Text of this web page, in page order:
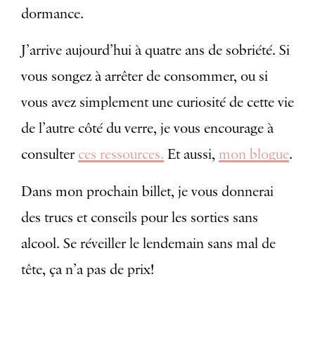
dormance.
J’arrive aujourd’hui à quatre ans de sobriété. Si
vous songez à arrêter de consommer, ou si
vous avez simplement une curiosité de cette vie
de l’autre côté du verre, je vous encourage à
consulter ces ressources. Et aussi, mon blogue.
Dans mon prochain billet, je vous donnerai
des trucs et conseils pour les sorties sans
alcool. Se réveiller le lendemain sans mal de
tête, ça n’a pas de prix!